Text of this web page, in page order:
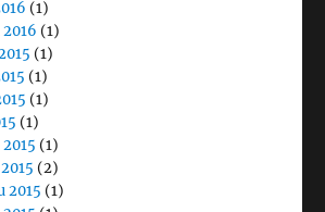
(1)
(1)
(1)
(1)
(1)
(1)
(1)
(2)
2015 (1)